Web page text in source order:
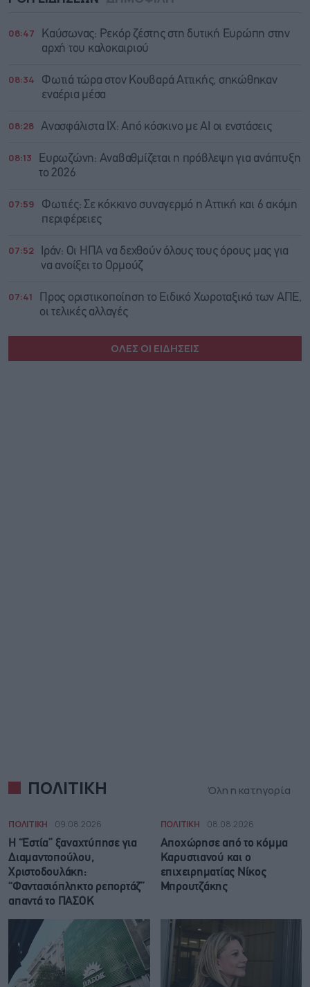
08:47
Καύσωνας: Ρεκόρ ζέστης στη δυτική Ευρώπη στην
αρχή του καλοκαιριού
08:34
Φωτιά τώρα στον Κουβαρά Αττικής, σηκώθηκαν
εναέρια μέσα
08:28 Ανασφάλιστα ΙΧ: Από κόσκινο με AI οι ενστάσεις
08:13
Ευρωζώνη: Αναβαθμίζεται η πρόβλεψη για ανάπτυξη
το 2026
07:59
Φωτιές: Σε κόκκινο συναγερμό η Αττική και 6 ακόμη
περιφέρειες
07:52
Ιράν: Οι ΗΠΑ να δεχθούν όλους τους όρους μας για
να ανοίξει το Ορμούζ
07:41
Προς οριστικοποίηση το Ειδικό Χωροταξικό των ΑΠΕ,
οι τελικές αλλαγές
ΟΛΕΣ ΟΙ ΕΙΔΗΣΕΙΣ
ΠΟΛΙΤΙΚΗ Όλη η κατηγορία
ΠΟΛΙΤΙΚΗ 09.08.2026
Η “Εστία” ξαναχτύπησε για
Διαμαντοπούλου,
Χριστοδουλάκη:
“Φαντασιόπληκτο ρεπορτάζ”
απαντά το ΠΑΣΟΚ
ΠΟΛΙΤΙΚΗ 08.08.2026
Αποχώρησε από το κόμμα
Καρυστιανού και ο
επιχειρηματίας Νίκος
Μπρουτζάκης